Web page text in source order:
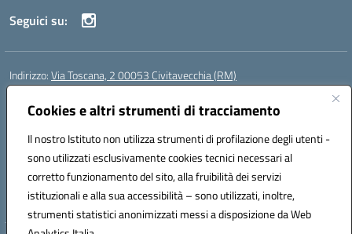
Cookies e altri strumenti di tracciamento
Il nostro Istituto non utilizza strumenti di profilazione degli utenti -
sono utilizzati esclusivamente cookies tecnici necessari al
corretto funzionamento del sito, alla fruibilità dei servizi
istituzionali e alla sua accessibilità – sono utilizzati, inoltre,
strumenti statistici anonimizzati messi a disposizione da Web
Seguici su:
Indirizzo:Via Toscana, 2 00053 Civitavecchia (RM)
Centralino:
Posta elettronica certificata (PEC):rmic8b900g@pec.istruzione.it
Codice fiscale: 91038380589
Codice meccanografico:RMIC8B900G
Codice Indice delle Pubbliche Amministrazioni (IPA): istsc_rmic8b900g
Codice unico di fatturazione (CUF): UFP4NO